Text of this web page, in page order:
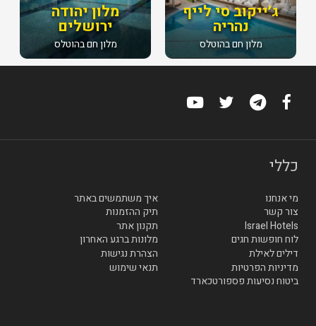
מלון יהודה
ירושלים
מלון חם בהוטלס
ג׳ייקוב סי לייף
נהריה
מלון חם בהוטלס
כללי
מי אנחנו
איך משתמשים באתר
צור קשר
תיק ההזמנות
Israel Hotels
תקנון אתר
לוח חופשות חגים
מלונות ברגע האחרון
דילים לאילת
הצהרת נגישות
מדיניות הפרטיות
תנאי שימוש
ביטוח נסיעות פספורטכארד